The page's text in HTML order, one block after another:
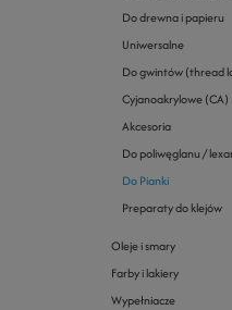
Do drewna i papieru
Uniwersalne
Do gwintów (thread
Cyjanoakrylowe (CA)
Akcesoria
Do poliwęglanu /
Do Pianki
Preparaty do klejów
Oleje i smary
Farby i lakiery
Wypełniacze